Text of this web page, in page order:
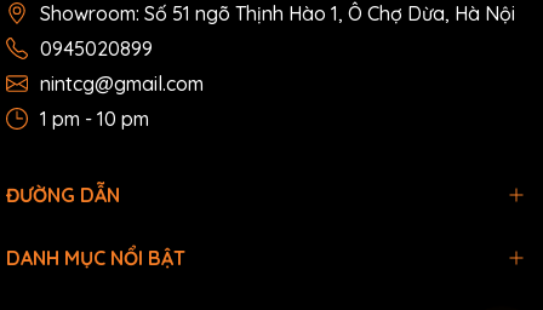
Showroom: Số 51 ngõ Thịnh Hào 1, Ô Chợ Dừa, Hà Nội
0945020899
nintcg@gmail.com
1 pm - 10 pm
ĐƯỜNG DẪN
DANH MỤC NỔI BẬT